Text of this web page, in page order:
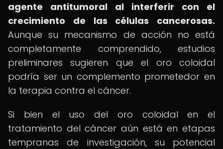
agente antitumoral al interferir con el
crecimiento de las células cancerosas.
Aunque su mecanismo de acción no está
completamente comprendido, estudios
preliminares sugieren que el oro coloidal
podría ser un complemento prometedor en
la terapia contra el cáncer.
Si bien el uso del oro coloidal en el
tratamiento del cáncer aún está en etapas
tempranas de investigación, su potencial